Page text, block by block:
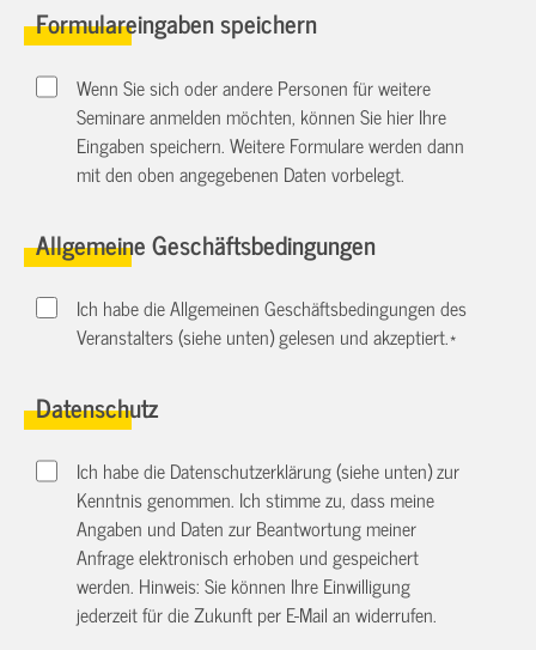
Formulareingaben speichern
Wenn Sie sich oder andere Personen für weitere
Seminare anmelden möchten, können Sie hier Ihre
Eingaben speichern. Weitere Formulare werden dann
mit den oben angegebenen Daten vorbelegt.
Allgemeine Geschäftsbedingungen
Ich habe die Allgemeinen Geschäftsbedingungen des
Veranstalters (siehe unten) gelesen und akzeptiert.*
Datenschutz
Ich habe die Datenschutzerklärung (siehe unten) zur
Kenntnis genommen. Ich stimme zu, dass meine
Angaben und Daten zur Beantwortung meiner
Anfrage elektronisch erhoben und gespeichert
werden. Hinweis: Sie können Ihre Einwilligung
jederzeit für die Zukunft per E-Mail anwiderrufen.